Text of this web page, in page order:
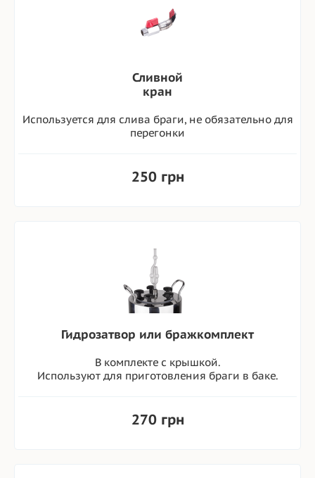
Сливной
кран
Используется для слива браги, не обязательно для
перегонки
250 грн
Гидрозатвор или бражкомплект
В комплекте с крышкой.
Используют для приготовления браги в баке.
270 грн